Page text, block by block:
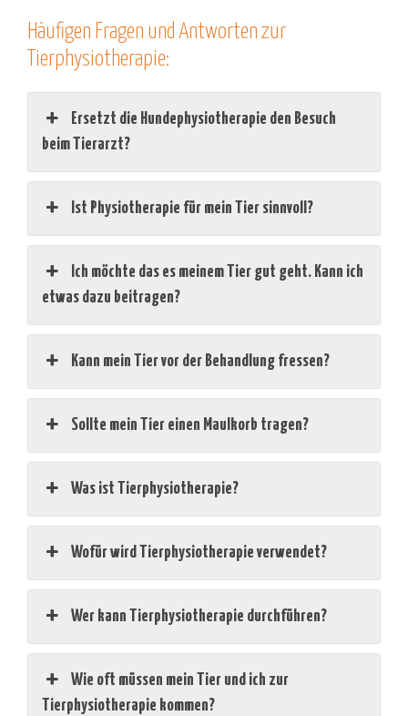
Häufigen Fragen und Antworten zur
Tierphysiotherapie:
Ersetzt die Hundephysiotherapie den Besuch
beim Tierarzt?
Ist Physiotherapie für mein Tier sinnvoll?
Ich möchte das es meinem Tier gut geht. Kann ich
etwas dazu beitragen?
Kann mein Tier vor der Behandlung fressen?
Sollte mein Tier einen Maulkorb tragen?
Was ist Tierphysiotherapie?
Wofür wird Tierphysiotherapie verwendet?
Wer kann Tierphysiotherapie durchführen?
Wie oft müssen mein Tier und ich zur
Tierphysiotherapie kommen?